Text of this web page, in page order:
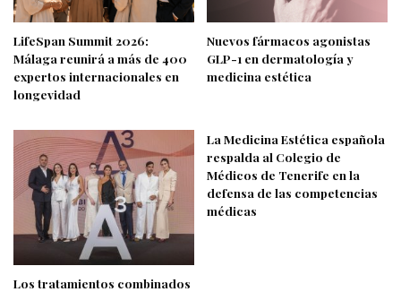
LifeSpan Summit 2026:
Málaga reunirá a más de 400
expertos internacionales en
longevidad
Nuevos fármacos agonistas
GLP-1 en dermatología y
medicina estética
Los tratamientos combinados
La Medicina Estética española
respalda al Colegio de
Médicos de Tenerife en la
defensa de las competencias
médicas